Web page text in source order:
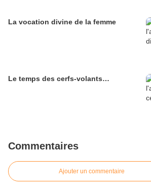
La vocation divine de la femme
Le temps des cerfs-volants…
Commentaires
Ajouter un commentaire